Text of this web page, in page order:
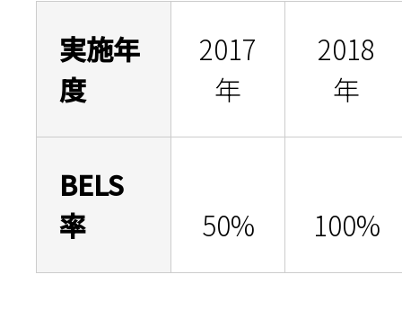
実施年
度
2017
年
2018
年
BELS
率
50% 100%